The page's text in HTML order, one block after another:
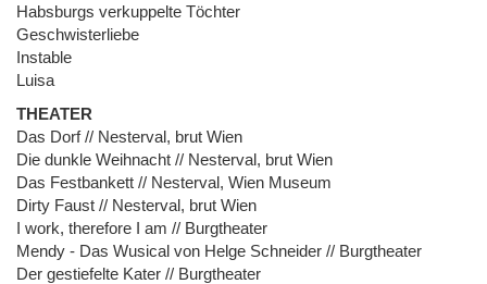
Habsburgs verkuppelte Töchter
Geschwisterliebe
Instable
Luisa
THEATER
Das Dorf // Nesterval, brut Wien
Die dunkle Weihnacht // Nesterval, brut Wien
Das Festbankett // Nesterval, Wien Museum
Dirty Faust // Nesterval, brut Wien
I work, therefore I am // Burgtheater
Mendy - Das Wusical von Helge Schneider // Burgtheater
Der gestiefelte Kater // Burgtheater